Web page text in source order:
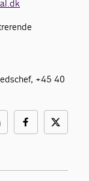
+45 40